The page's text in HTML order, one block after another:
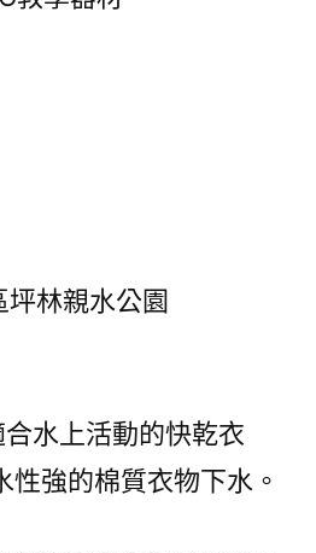
林親水公園
水上活動的快乾衣
性強的棉質衣物下水。